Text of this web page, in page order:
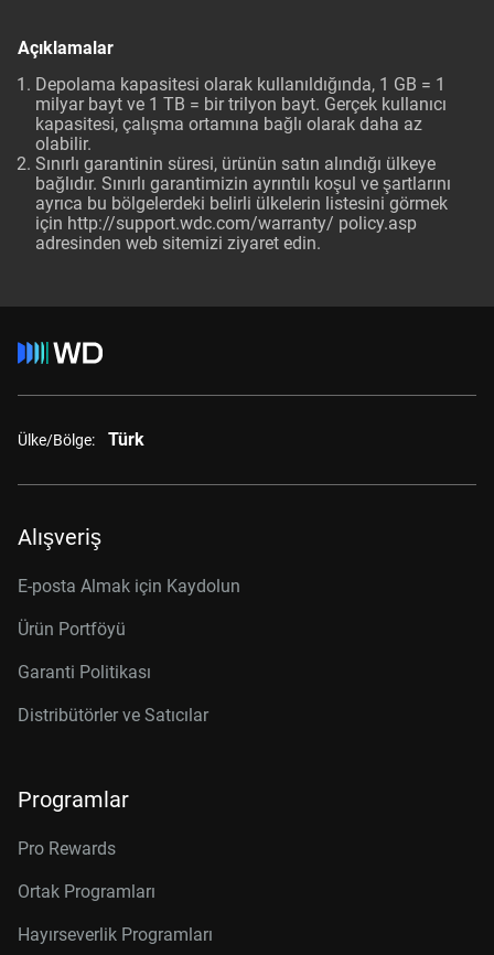
Açıklamalar
Depolama kapasitesi olarak kullanıldığında, 1 GB = 1
milyar bayt ve 1 TB = bir trilyon bayt. Gerçek kullanıcı
kapasitesi, çalışma ortamına bağlı olarak daha az
olabilir.
Sınırlı garantinin süresi, ürünün satın alındığı ülkeye
bağlıdır. Sınırlı garantimizin ayrıntılı koşul ve şartlarını
ayrıca bu bölgelerdeki belirli ülkelerin listesini görmek
için http://support.wdc.com/warranty/ policy.asp
adresinden web sitemizi ziyaret edin.
Ülke/Bölge: Türk
Alışveriş
E-posta Almak için Kaydolun
Ürün Portföyü
Garanti Politikası
Distribütörler ve Satıcılar
Programlar
Pro Rewards
Ortak Programları
Hayırseverlik Programları